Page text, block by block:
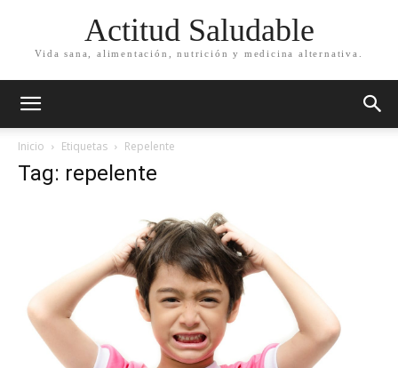
Actitud Saludable
Vida sana, alimentación, nutrición y medicina alternativa.
Inicio Etiquetas Repelente
Tag: repelente